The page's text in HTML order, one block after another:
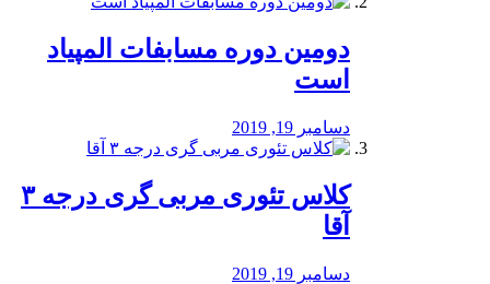
دومین دوره مسابفات المپیاد
است
دسامبر 19, 2019
کلاس تئوری مربی گری درجه ۳
آقا
دسامبر 19, 2019